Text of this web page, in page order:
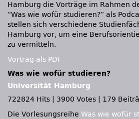
Hamburg die Vorträge im Rahmen
“Was wie wofür studieren?” als
stellen sich verschiedene
Hamburg vor, um eine
zu vermitteln.
Vortrag als PDF
Was wie wofür studieren?
Universität Hamburg
722824 Hits
3900 Votes
179
Die Vorlesungsreihe Was wie wofür